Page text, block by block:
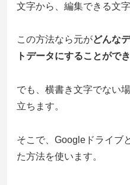
文字から、編集できる文
この方法なら元がどんな
トデータにすることができ
でも、横書き文字でない
立ちます。
そこで、Googleドライブ
た方法を使います。